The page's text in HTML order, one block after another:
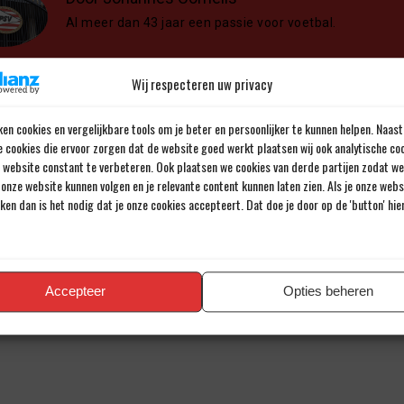
Wij respecteren uw privacy
cookies en vergelijkbare tools om je beter en persoonlijker te kunnen helpen. Naast
cookies die ervoor zorgen dat de website goed werkt plaatsen wij ook analytische
website constant te verbeteren. Ook plaatsen we cookies van derde partijen zodat
website kunnen volgen en je relevante content kunnen laten zien. Als je onze
dan is het nodig dat je onze cookies accepteert. Dat doe je door op de 'button'
Accepteer Opties beheren
Al meer dan 43 jaar een passie voor voetbal.
reactie
wordt niet gepubliceerd. Verplichte velden zijn